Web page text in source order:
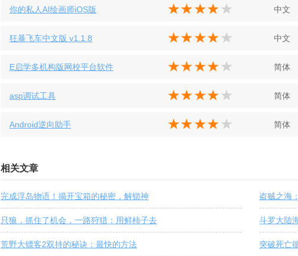
你的私人AI绘画师iOS版 中文
狂暴飞车中文版 v1.1.8 中文
E启学多机构版网校平台软件 简体
asp调试工具 简体
Android逆向助手 简体
相关文章
完成浮岛物语！揭开宝箱的秘密，解锁神 盗贼之海
只狼，抓住了机会，一路狩猎：用鲜柿子去 斗罗大陆
荒野大镖客2双持的秘诀：最快的方法 突破死亡